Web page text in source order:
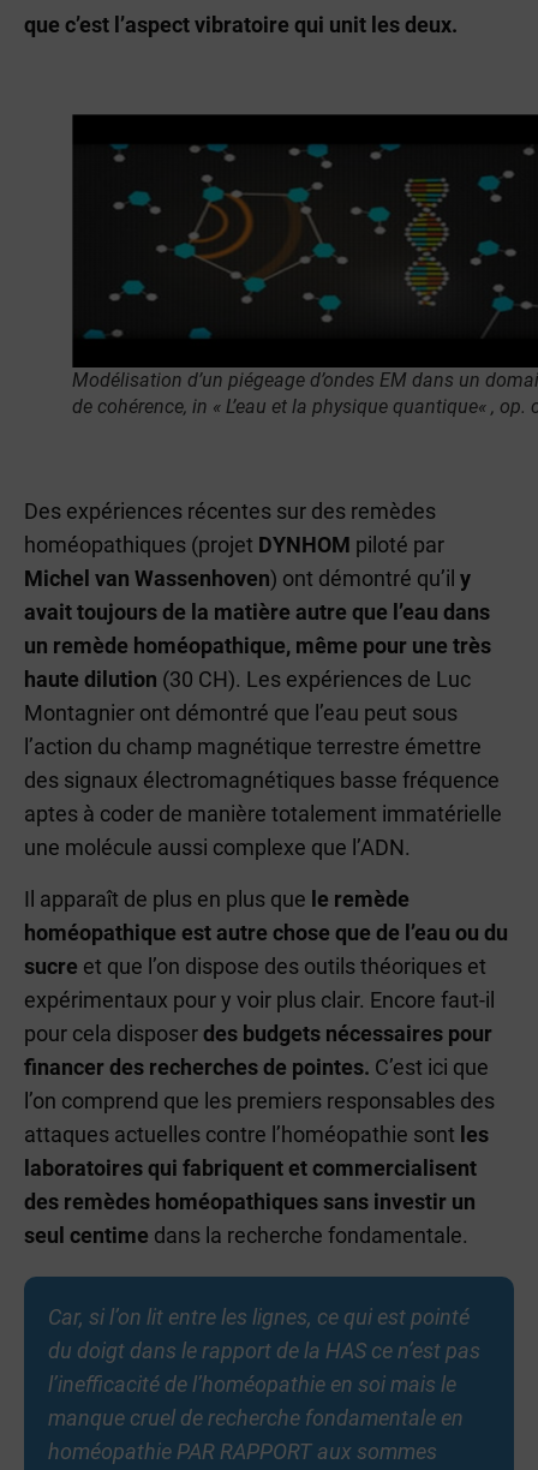
que c’est l’aspect vibratoire qui unit les deux.
Modélisation d’un piégeage d’ondes EM dans un
de cohérence, in « L’eau et la physique quantique« , op.
Des expériences récentes sur des remèdes
homéopathiques (projet DYNHOM piloté par
Michel van Wassenhoven) ont démontré qu’il y
avait toujours de la matière autre que l’eau dans
un remède homéopathique, même pour une très
haute dilution (30 CH). Les expériences de Luc
Montagnier ont démontré que l’eau peut sous
l’action du champ magnétique terrestre émettre
des signaux électromagnétiques basse fréquence
aptes à coder de manière totalement immatérielle
une molécule aussi complexe que l’ADN.
Il apparaît de plus en plus que le remède
homéopathique est autre chose que de l’eau ou du
sucre et que l’on dispose des outils théoriques et
expérimentaux pour y voir plus clair. Encore faut-il
pour cela disposerdes budgets nécessaires pour
financer des recherches de pointes. C’est ici que
l’on comprend que les premiers responsables des
attaques actuelles contre l’homéopathie sont les
laboratoires qui fabriquent et commercialisent
des remèdes homéopathiques sans investir un
seul centime dans la recherche fondamentale.
Car, si l’on lit entre les lignes, ce qui est pointé
du doigt dans le rapport de la HAS ce n’est pas
l’inefficacité de l’homéopathie en soi mais le
manque cruel de recherche fondamentale en
homéopathie PAR RAPPORT aux sommes